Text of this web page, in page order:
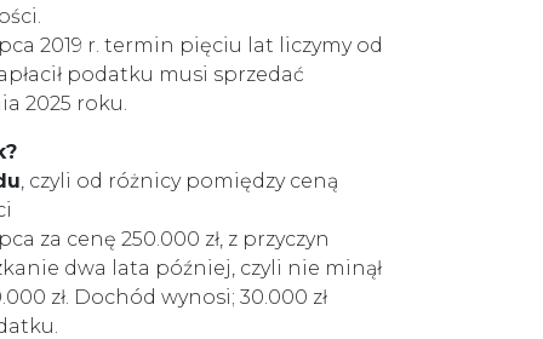
2019 r. termin pięciu lat liczymy od
podatku musi sprzedać
2025 roku.
, czyli od różnicy pomiędzy ceną
za cenę 250.000 zł, z przyczyn
dwa lata później, czyli nie minął
zł. Dochód wynosi; 30.000 zł